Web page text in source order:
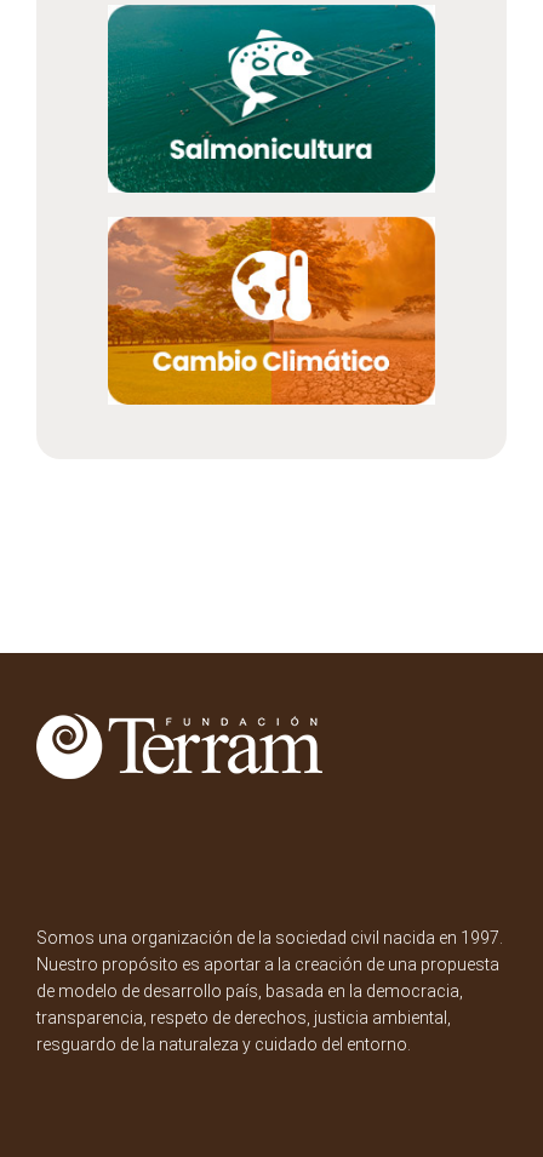
Somos una organización de la sociedad civil nacida en 1997.
Nuestro propósito es aportar a la creación de una propuesta
de modelo de desarrollo país, basada en la democracia,
transparencia, respeto de derechos, justicia ambiental,
resguardo de la naturaleza y cuidado del entorno.